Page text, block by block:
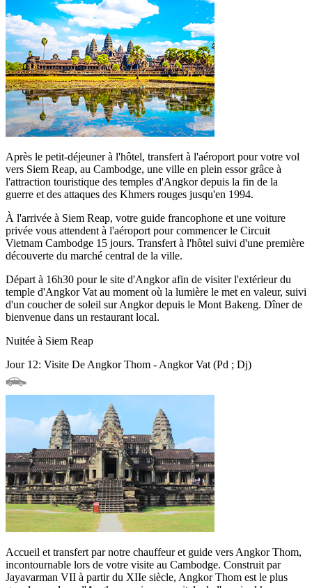
Après le petit-déjeuner à l'hôtel, transfert à l'aéroport pour votre vol
vers Siem Reap, au Cambodge, une ville en plein essor grâce à
l'attraction touristique des temples d'Angkor depuis la fin de la
guerre et des attaques des Khmers rouges jusqu'en 1994.
À l'arrivée à Siem Reap, votre guide francophone et une voiture
privée vous attendent à l'aéroport pour commencer le Circuit
Vietnam Cambodge 15 jours. Transfert à l'hôtel suivi d'une première
découverte du marché central de la ville.
Départ à 16h30 pour le site d'Angkor afin de visiter l'extérieur du
temple d'Angkor Vat au moment où la lumière le met en valeur, suivi
d'un coucher de soleil sur Angkor depuis le Mont Bakeng. Dîner de
bienvenue dans un restaurant local.
Nuitée à Siem Reap
Jour 12: Visite De Angkor Thom - Angkor Vat (Pd ; Dj)
Accueil et transfert par notre chauffeur et guide vers Angkor Thom,
incontournable lors de votre visite au Cambodge. Construit par
Jayavarman VII à partir du XIIe siècle, Angkor Thom est le plus